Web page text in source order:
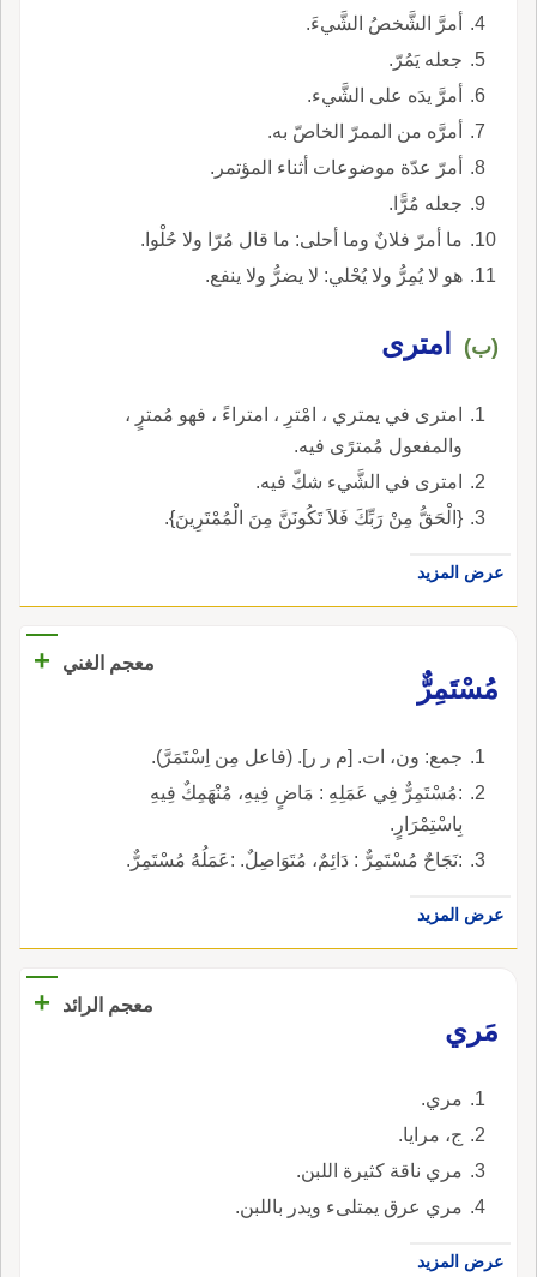
أمرَّ الشَّخصُ الشَّيءَ.
جعله يَمُرّ.
أمرَّ يدَه على الشَّيء.
أمرَّه من الممرّ الخاصّ به.
أمرّ عدّة موضوعات أثناء المؤتمر.
جعله مُرًّا.
ما أمرّ فلانٌ وما أحلى: ما قال مُرّا ولا حُلْوا.
هو لا يُمِرُّ ولا يُحْلي: لا يضرُّ ولا ينفع.
(ب) امترى
امترى في يمتري ، امْترِ ، امتراءً ، فهو مُمترٍ ،
والمفعول مُمترًى فيه.
امترى في الشَّيء شكّ فيه.
{الْحَقُّ مِنْ رَبِّكَ فَلاَ تَكُونَنَّ مِنَ الْمُمْتَرِينَ}.
عرض المزيد
معجم الغني
+
مُسْتَمِرٌّ
جمع: ون، ات. [م ر ر]. (فاعل مِن اِسْتَمَرَّ).
:مُسْتَمِرٌّ فِي عَمَلِهِ : مَاضٍ فِيهِ، مُنْهَمِكٌ فِيهِ
بِاسْتِمْرَارٍ.
:نَجَاحٌ مُسْتَمِرٌّ : دَائِمٌ، مُتَوَاصِلٌ. :عَمَلُهُ مُسْتَمِرٌّ.
عرض المزيد
معجم الرائد
+
مَري
مري.
ج، مرايا.
مري ناقة كثيرة اللبن.
مري عرق يمتلىء ويدر باللبن.
عرض المزيد